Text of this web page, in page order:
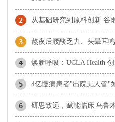
2
3
4 焕新呼吸：UCLA Health
5
6